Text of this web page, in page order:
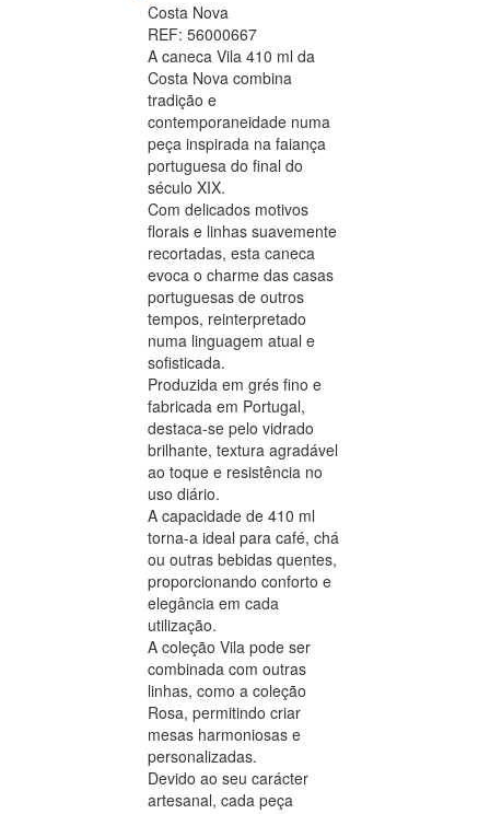
Costa Nova
REF: 56000667
A caneca Vila 410 ml da
Costa Nova combina
tradição e
contemporaneidade numa
peça inspirada na faiança
portuguesa do final do
século XIX.
Com delicados motivos
florais e linhas suavemente
recortadas, esta caneca
evoca o charme das casas
portuguesas de outros
tempos, reinterpretado
numa linguagem atual e
sofisticada.
Produzida em grés fino e
fabricada em Portugal,
destaca-se pelo vidrado
brilhante, textura agradável
ao toque e resistência no
uso diário.
A capacidade de 410 ml
torna-a ideal para café, chá
ou outras bebidas quentes,
proporcionando conforto e
elegância em cada
utilização.
A coleção Vila pode ser
combinada com outras
linhas, como a coleção
Rosa, permitindo criar
mesas harmoniosas e
personalizadas.
Devido ao seu carácter
artesanal, cada peça